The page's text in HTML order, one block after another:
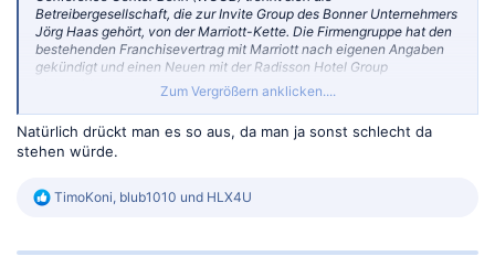
Betreibergesellschaft, die zur Invite Group des Bonner Unternehmers
Jörg Haas gehört, von der Marriott-Kette. Die Firmengruppe hat den
bestehenden Franchisevertrag mit Marriott nach eigenen Angaben
gekündigt und einen Neuen mit der Radisson Hotel Group
Hotelbesitzer kündigt Vertrag: Was wird aus dem Marriott im Bundesviertel?
Vor Jahren hat der Bonner Unternehmer Jörg Haas das
gebaut. Seit der Eröffnung 2016 gehörte es zur Marriott-
ga.de
Zum Vergrößern anklicken....
Natürlich drückt man es so aus, da man ja sonst schlecht da
stehen würde.
R
k
TimoKoni, blub1010 und HLX4U